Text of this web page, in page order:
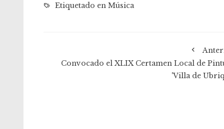
Etiquetado en Música
Convocado el XLIX Certamen Local de
'Villa de